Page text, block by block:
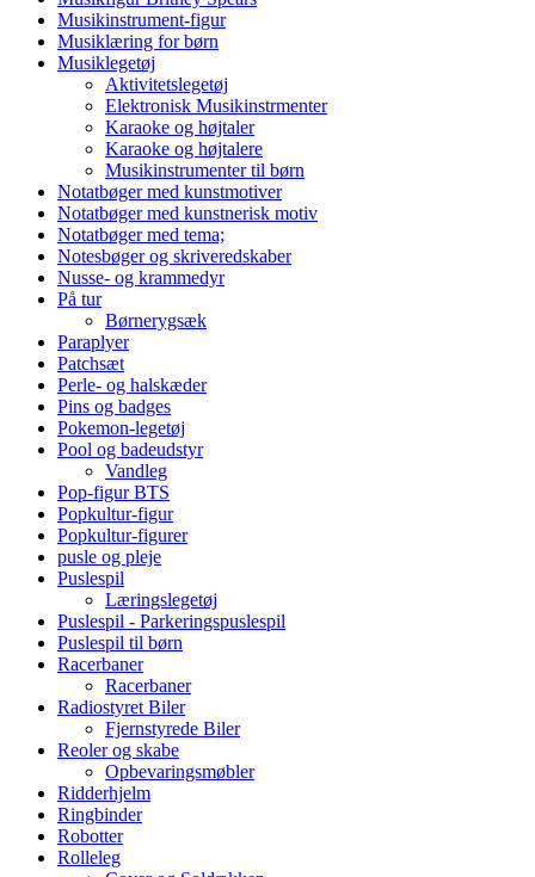
Musikinstrument-figur
Musiklæring for børn
Musiklegetøj
Aktivitetslegetøj
Elektronisk Musikinstrmenter
Karaoke og højtaler
Karaoke og højtalere
Musikinstrumenter til børn
Notatbøger med kunstmotiver
Notatbøger med kunstnerisk motiv
Notatbøger med tema;
Notesbøger og skriveredskaber
Nusse- og krammedyr
På tur
Børnerygsæk
Paraplyer
Patchsæt
Perle- og halskæder
Pins og badges
Pokemon-legetøj
Pool og badeudstyr
Vandleg
Pop-figur BTS
Popkultur-figur
Popkultur-figurer
pusle og pleje
Puslespil
Læringslegetøj
Puslespil - Parkeringspuslespil
Puslespil til børn
Racerbaner
Racerbaner
Radiostyret Biler
Fjernstyrede Biler
Reoler og skabe
Opbevaringsmøbler
Ridderhjelm
Ringbinder
Robotter
Rolleleg